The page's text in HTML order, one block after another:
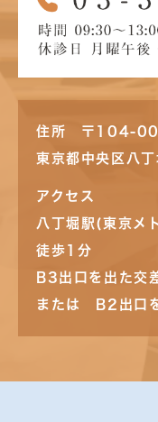
住所 〒104-
東京都中央区八
アクセス
八丁堀駅(東京メ
徒歩1分
B3出口を出た交
または B2出口